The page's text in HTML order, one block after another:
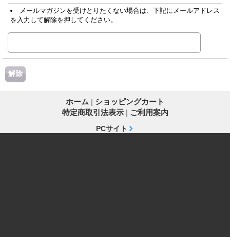
メールマガジンを受けとりたくない場合は、下記にメールアドレス
を入力して解除を押してください。
ホーム | ショッピングカート
特定商取引法表示 | ご利用案内
PCサイト